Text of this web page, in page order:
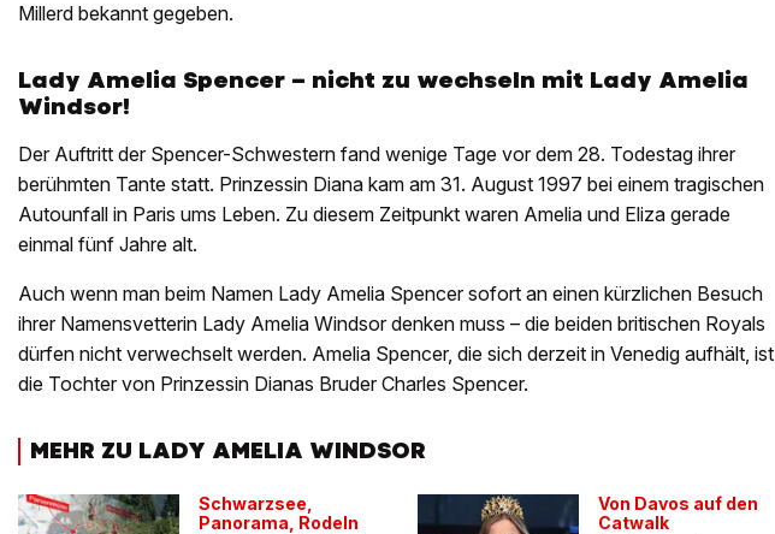
Millerd bekannt gegeben.
Lady Amelia Spencer – nicht zu wechseln mit Lady Amelia
Windsor!
Der Auftritt der Spencer-Schwestern fand wenige Tage vor dem 28. Todestag ihrer
berühmten Tante statt. Prinzessin Diana kam am 31. August 1997 bei einem tragischen
Autounfall in Paris ums Leben. Zu diesem Zeitpunkt waren Amelia und Eliza gerade
einmal fünf Jahre alt.
Auch wenn man beim Namen Lady Amelia Spencer sofort an einen kürzlichen Besuch
ihrer Namensvetterin Lady Amelia Windsor denken muss – die beiden britischen Royals
dürfen nicht verwechselt werden. Amelia Spencer, die sich derzeit in Venedig aufhält, ist
die Tochter von Prinzessin Dianas Bruder Charles Spencer.
MEHR ZU LADY AMELIA WINDSOR
Schwarzsee,
Panorama, Rodeln
Von Davos auf den
Catwalk